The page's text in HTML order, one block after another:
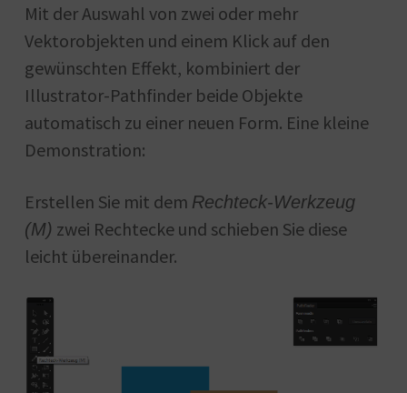
Mit der Auswahl von zwei oder mehr
Vektorobjekten und einem Klick auf den
gewünschten Effekt, kombiniert der
Illustrator-Pathfinder beide Objekte
automatisch zu einer neuen Form. Eine kleine
Demonstration:
Erstellen Sie mit dem Rechteck-Werkzeug
(M) zwei Rechtecke und schieben Sie diese
leicht übereinander.